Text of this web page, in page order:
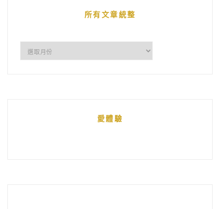
所有文章統整
愛體驗